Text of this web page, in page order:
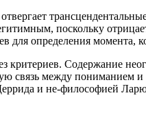
посколь­ку
опре­де­ле­ния момен­та,
Содер­жа­ние
связь меж­ду пони­ма­ни­ем
и не-фило­со­фи­ей